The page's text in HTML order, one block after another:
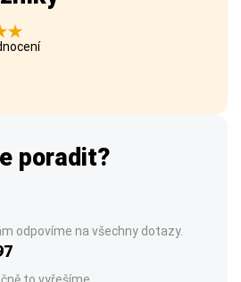
poradit?
odpovíme na všechny dotazy.